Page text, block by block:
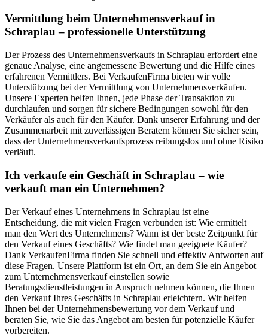
Vermittlung beim Unternehmensverkauf in
Schraplau – professionelle Unterstützung
Der Prozess des Unternehmensverkaufs in Schraplau erfordert eine
genaue Analyse, eine angemessene Bewertung und die Hilfe eines
erfahrenen Vermittlers. Bei VerkaufenFirma bieten wir volle
Unterstützung bei der Vermittlung von Unternehmensverkäufen.
Unsere Experten helfen Ihnen, jede Phase der Transaktion zu
durchlaufen und sorgen für sichere Bedingungen sowohl für den
Verkäufer als auch für den Käufer. Dank unserer Erfahrung und der
Zusammenarbeit mit zuverlässigen Beratern können Sie sicher sein,
dass der Unternehmensverkaufsprozess reibungslos und ohne Risiko
verläuft.
Ich verkaufe ein Geschäft in Schraplau – wie
verkauft man ein Unternehmen?
Der Verkauf eines Unternehmens in Schraplau ist eine
Entscheidung, die mit vielen Fragen verbunden ist: Wie ermittelt
man den Wert des Unternehmens? Wann ist der beste Zeitpunkt für
den Verkauf eines Geschäfts? Wie findet man geeignete Käufer?
Dank VerkaufenFirma finden Sie schnell und effektiv Antworten auf
diese Fragen. Unsere Plattform ist ein Ort, an dem Sie ein Angebot
zum Unternehmensverkauf einstellen sowie
Beratungsdienstleistungen in Anspruch nehmen können, die Ihnen
den Verkauf Ihres Geschäfts in Schraplau erleichtern. Wir helfen
Ihnen bei der Unternehmensbewertung vor dem Verkauf und
beraten Sie, wie Sie das Angebot am besten für potenzielle Käufer
vorbereiten.